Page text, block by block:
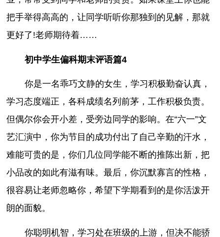
把手举得高高的，让同学听听你那独到的见解，那就
更好了!老师期待着……
初中学生偏科期末评语篇4
你是一名乖巧文静的女生，学习积极勤奋认真，
学习态度端正，各科成绩名列前茅，工作积极负责。
但偶尔你会开小差，受旁边同学的影响。在“六一”文
艺汇演中，你为节目的成功付出了自己辛勤的汗水，
难能可贵的是，你们几位同学能不断的推陈出新，把
小品改的如此有滋有味。最后，你沉默寡言的性格，
很容易让老师忽略你，希望下学期看到的是你活泼开
朗的面貌。
你聪明机智，学习处在班级的上游，但决不能骄